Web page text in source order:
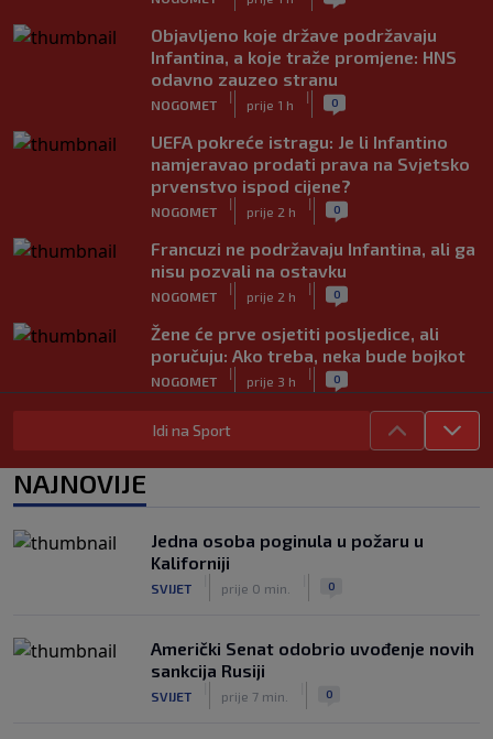
Objavljeno koje države podržavaju
Infantina, a koje traže promjene: HNS
odavno zauzeo stranu
NOGOMET
|
prije 1 h
| 0
UEFA pokreće istragu: Je li Infantino
namjeravao prodati prava na Svjetsko
prvenstvo ispod cijene?
NOGOMET
|
prije 2 h
| 0
Francuzi ne podržavaju Infantina, ali ga
nisu pozvali na ostavku
NOGOMET
|
prije 2 h
| 0
Žene će prve osjetiti posljedice, ali
poručuju: Ako treba, neka bude bojkot
NOGOMET
|
prije 3 h
| 0
Zvanično: Samed Baždar ima novi klub,
zadužio broj sa velikom "težinom"
NOGOMET prije 5 h
se pitaju gdje je i šta radi (VIDEO)
OSTALI SPORTOVI prije 5 h
Idi na Sport
NAJNOVIJE
Jedna osoba poginula u požaru u
Kaliforniji
SVIJET prije 0 min. 0
Američki Senat odobrio uvođenje novih
sankcija Rusiji
SVIJET prije 7 min. 0